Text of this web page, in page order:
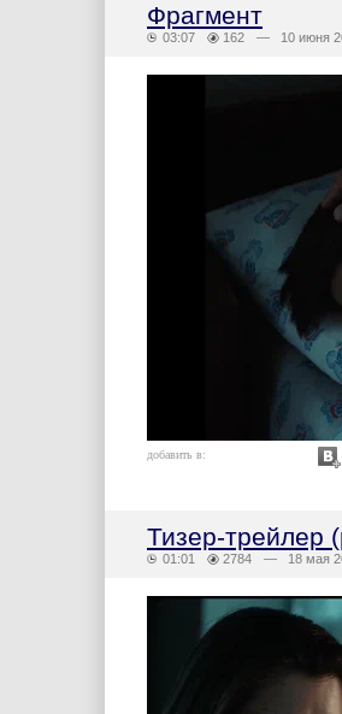
Фрагмент
03:07 162 — 10 июня
добавить в:
Тизер-трейлер
01:01 2784 — 18 мая